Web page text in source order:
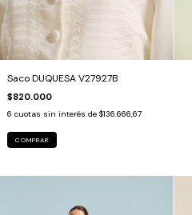
Saco DUQUESA V27927B
$820.000
6 cuotas sin interés de $136.666,67
COMPRAR